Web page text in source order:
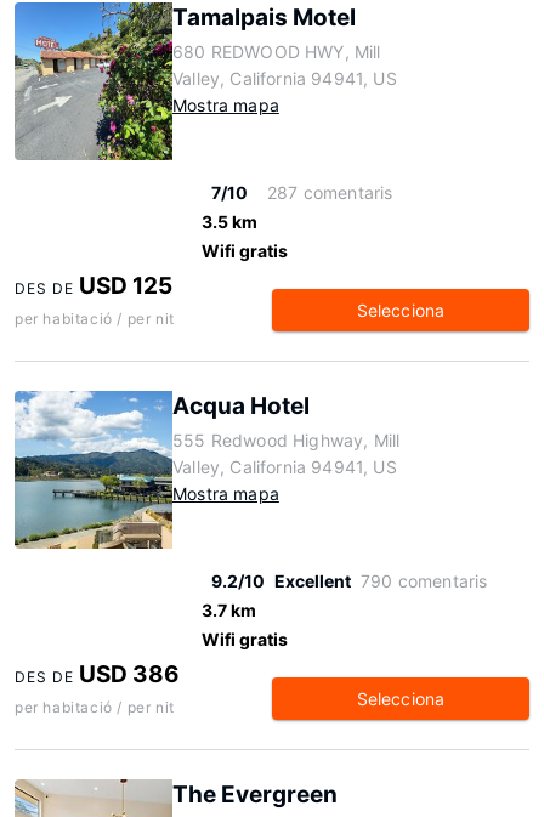
Tamalpais Motel
680 REDWOOD HWY, Mill
Valley, California 94941, US
Mostra mapa
7/10
287 comentaris
3.5 km
Wifi gratis
DES DE USD 125
per habitació / per nit Selecciona
Acqua Hotel
555 Redwood Highway, Mill
Valley, California 94941, US
Mostra mapa
9.2/10 Excellent 790 comentaris
3.7 km
Wifi gratis
DES DE USD 386
per habitació / per nit Selecciona
The Evergreen